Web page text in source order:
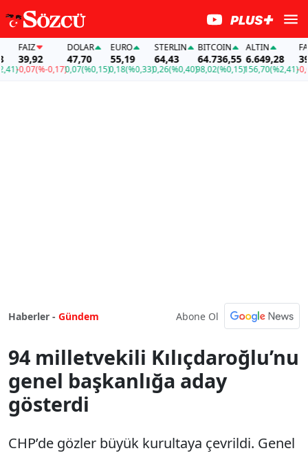
FAİZ
39,92
-0,07(%-0,17)
DOLAR
47,70
0,07(%0,15)
EURO
55,19
0,18(%0,33)
STERLIN
64,43
0,26(%0,40)
BITCOIN
64.736,55
98,02(%0,15)
ALTIN
6.649,28
156,70(%2,41)
FAİZ
-0,07
Haberler - Gündem Abone Ol
94 milletvekili Kılıçdaroğlu’nu
genel başkanlığa aday
gösterdi
CHP’de gözler büyük kurultaya çevrildi. Genel